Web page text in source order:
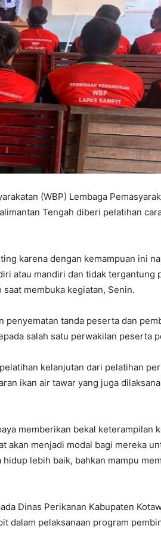
(WBP) Lembaga
Tengah diberi pelatihan
karena dengan kemampuan ini
atau mandiri dan tidak tergantung
saat membuka kegiatan, Senin.
penyematan tanda peserta dan
salah satu perwakilan peserta
kelanjutan dari pelatihan
ikan air tawar yang juga
memberikan bekal keterampilan
akan menjadi modal bagi mereka
lebih baik, bahkan mampu
Dinas Perikanan Kabupaten
dalam pelaksanaan program